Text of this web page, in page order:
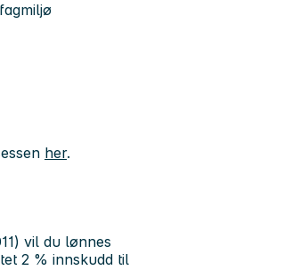
her.
vil du lønnes
2 % innskudd til